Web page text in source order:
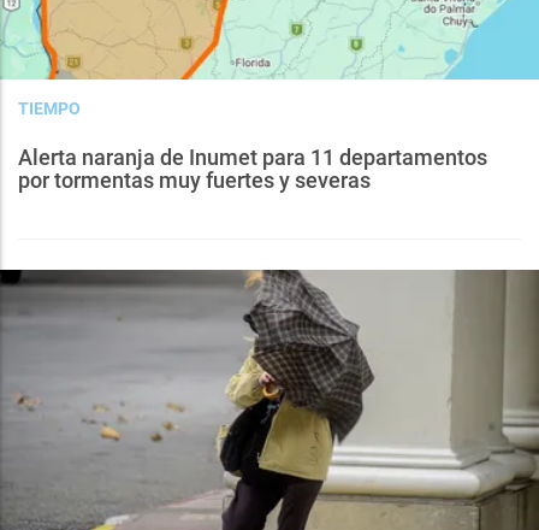
TIEMPO
Alerta naranja de Inumet para 11 departamentos
por tormentas muy fuertes y severas